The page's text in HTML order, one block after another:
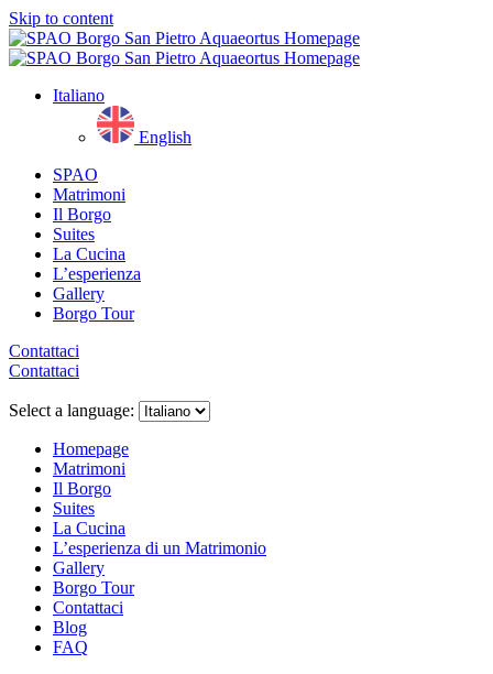
Skip to content
Italiano
English
SPAO
Matrimoni
Il Borgo
Suites
La Cucina
L’esperienza
Gallery
Borgo Tour
Contattaci
Contattaci
menu
Select a language:
Homepage
Matrimoni
Il Borgo
Suites
La Cucina
L’esperienza di un Matrimonio
Gallery
Borgo Tour
Contattaci
Blog
FAQ